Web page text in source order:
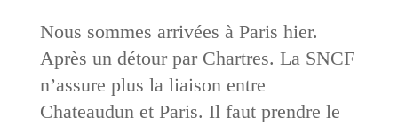
Nous sommes arrivées à Paris hier.
Après un détour par Chartres. La SNCF
n’assure plus la liaison entre
Chateaudun et Paris. Il faut prendre le